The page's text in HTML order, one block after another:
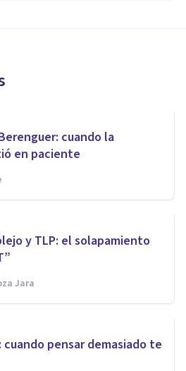
cuando la
en paciente
y TLP: el solapamiento
Jara
cuando pensar demasiado te